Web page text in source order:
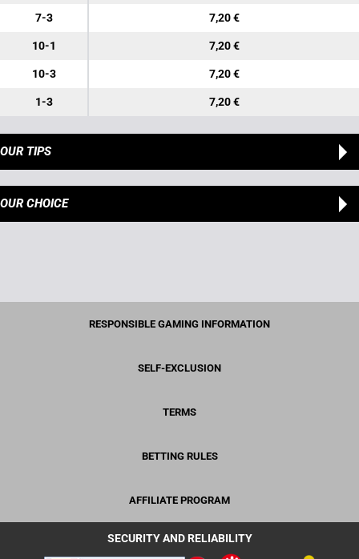
7-3 7,20 €
10-1 7,20 €
10-3 7,20 €
1-3 7,20 €
OUR TIPS
OUR CHOICE
RESPONSIBLE GAMING INFORMATION
SELF-EXCLUSION
TERMS
BETTING RULES
AFFILIATE PROGRAM
SECURITY AND RELIABILITY